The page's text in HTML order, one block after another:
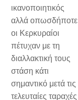
ικανοποιητικός
αλλά οπωσδήποτε
οι Κερκυραίοι
πέτυχαν με τη
διαλλακτική τους
στάση κάτι
σημαντικό μετά τις
τελευταίες ταραχές